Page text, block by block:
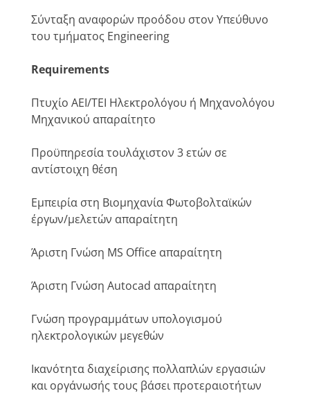
Σύνταξη αναφορών προόδου στον Υπεύθυνο
του τμήματος Engineering
Requirements
Πτυχίο ΑΕΙ/ΤΕΙ Ηλεκτρολόγου ή Μηχανολόγου
Μηχανικού απαραίτητο
Προϋπηρεσία τουλάχιστον 3 ετών σε
αντίστοιχη θέση
Εμπειρία στη Βιομηχανία Φωτοβολταϊκών
έργων/μελετών απαραίτητη
Άριστη Γνώση MS Office απαραίτητη
Άριστη Γνώση Autocad απαραίτητη
Γνώση προγραμμάτων υπολογισμού
ηλεκτρολογικών μεγεθών
Ικανότητα διαχείρισης πολλαπλών εργασιών
και οργάνωσής τους βάσει προτεραιοτήτων